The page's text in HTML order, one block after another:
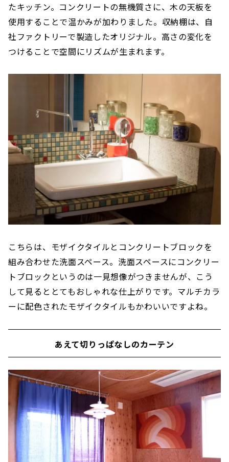
たキッチン。コンクリートの無機質さに、木の天板を
使用することで温かみが加わりました。収納棚は、自
社ファクトリーで製造したオリジナル。高さの変化を
つけることで空間にリズムが生まれます。
こちらは、モザイクタイルとコンクリートブロックを
組み合わせた洗面スペース。洗面スペースにコンクリー
トブロックというのは一見想像がつきませんが、こう
して見るととてもおしゃれな仕上がりです。マルチカラ
ーに配色されたモザイクタイルもかわいいですよね。
あえて切りっぱなしのカーテン